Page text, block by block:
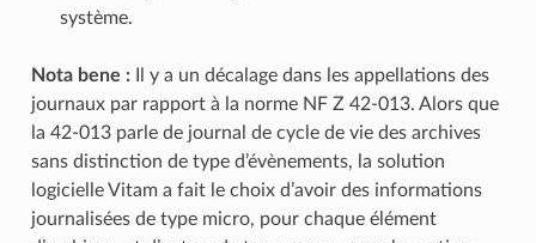
système.
Nota bene :Il y a un décalage dans les appellations des
journaux par rapport à la norme NF Z 42‑013. Alors que
la 42-013 parle de journal de cycle de vie des archives
sans distinction de type d’évènements, la solution
logicielle Vitam a fait le choix d’avoir des informations
journalisées de type micro, pour chaque élément